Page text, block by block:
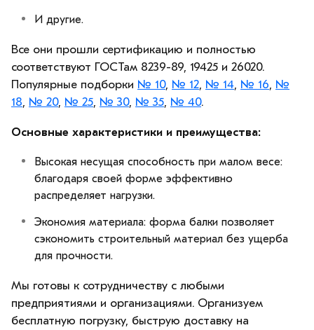
И другие.
Все они прошли сертификацию и полностью
соответствуют ГОСТам 8239-89, 19425 и 26020.
Популярные подборки № 10, № 12 № 14 № 16 №
18 № 20, № 25 № 30, № 35 № 40.
Основные характеристики и преимущества:
Высокая несущая способность при малом весе:
благодаря своей форме эффективно
распределяет нагрузки.
Экономия материала: форма балки позволяет
сэкономить строительный материал без ущерба
для прочности.
Мы готовы к сотрудничеству с любыми
предприятиями и организациями. Организуем
бесплатную погрузку, быструю доставку на